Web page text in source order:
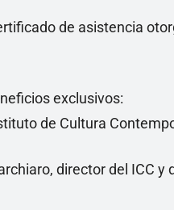
de asistencia
exclusivos:
de Cultura
director del ICC y